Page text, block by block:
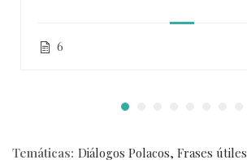
6
Temáticas: Diálogos Polacos, Frases útiles